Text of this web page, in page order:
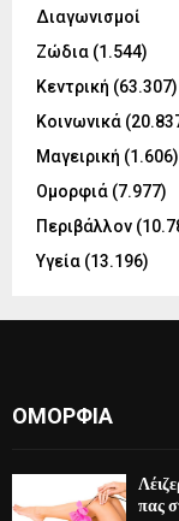
Διαγωνισμοί
Ζώδια (1.544)
Κεντρική (63.307)
Κοινωνικά
Μαγειρική (1.606)
Ομορφιά (7.977)
Περιβάλλον
Υγεία (13.196)
ΟΜΟΡΦΙΆ
πας